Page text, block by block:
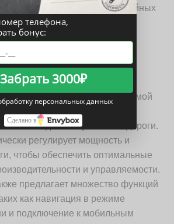
и уменьшает риск аварийных
система
интеллектуальной системой
позволяет автомобилю
вождения и условиям дороги.
регулирует мощность и
чтобы обеспечить оптимальные
и управляемости.
предлагает множество функций
как навигация в режиме
и подключение к мобильным
телефона,
бонус:
Забрать 3000₽
персональных данных
Сделано в